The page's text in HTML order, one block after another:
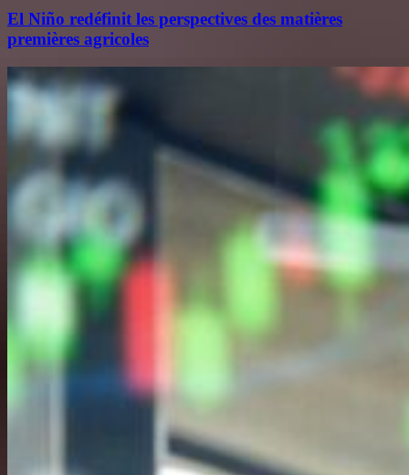
El Niño redéfinit les perspectives des matières
premières agricoles